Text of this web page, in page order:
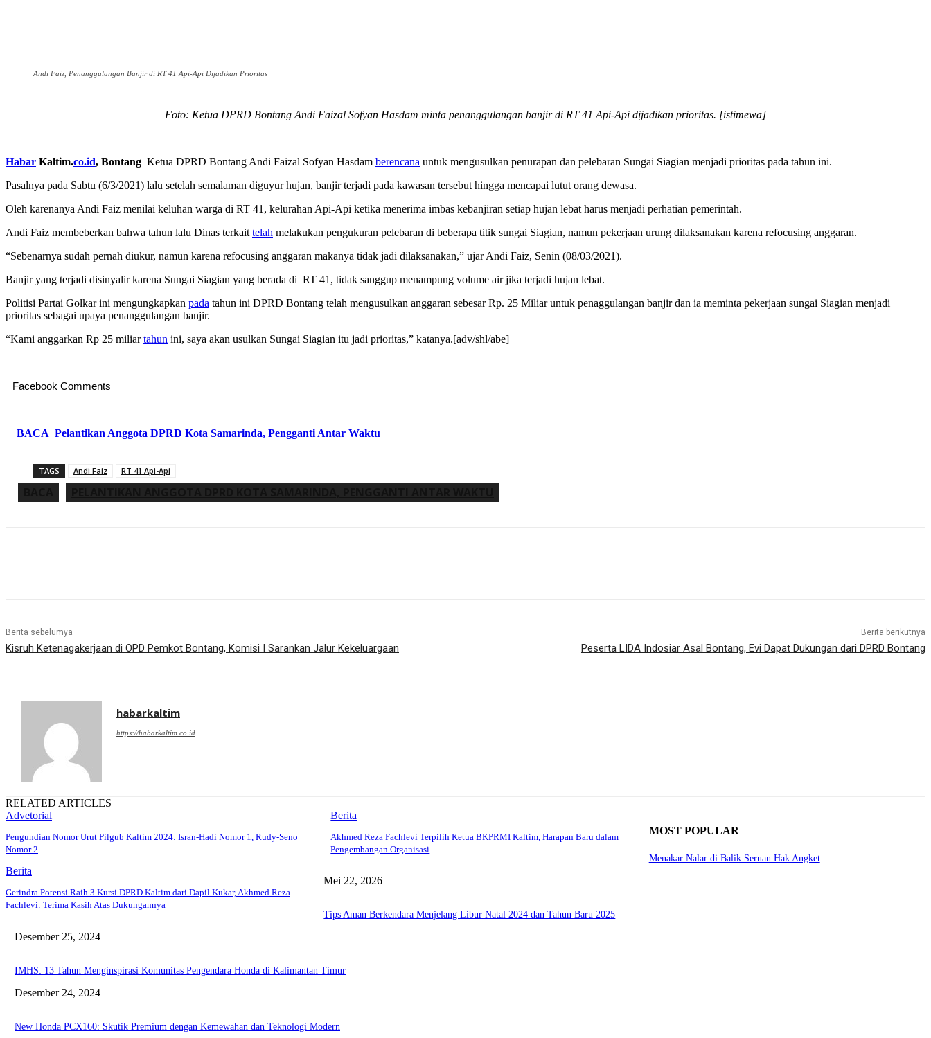
Andi Faiz, Penanggulangan Banjir di RT 41 Api-Api Dijadikan Prioritas
Foto: Ketua DPRD Bontang Andi Faizal Sofyan Hasdam minta penanggulangan banjir di RT 41 Api-Api dijadikan prioritas. [istimewa]
Habar Kaltim.co.id, Bontang–Ketua DPRD Bontang Andi Faizal Sofyan Hasdam berencana untuk mengusulkan penurapan dan pelebaran Sungai Siagian menjadi prioritas pada tahun ini.
Pasalnya pada Sabtu (6/3/2021) lalu setelah semalaman diguyur hujan, banjir terjadi pada kawasan tersebut hingga mencapai lutut orang dewasa.
Oleh karenanya Andi Faiz menilai keluhan warga di RT 41, kelurahan Api-Api ketika menerima imbas kebanjiran setiap hujan lebat harus menjadi perhatian pemerintah.
Andi Faiz membeberkan bahwa tahun lalu Dinas terkait telah melakukan pengukuran pelebaran di beberapa titik sungai Siagian, namun pekerjaan urung dilaksanakan karena refocusing anggaran.
“Sebenarnya sudah pernah diukur, namun karena refocusing anggaran makanya tidak jadi dilaksanakan,” ujar Andi Faiz, Senin (08/03/2021).
Banjir yang terjadi disinyalir karena Sungai Siagian yang berada di RT 41, tidak sanggup menampung volume air jika terjadi hujan lebat.
Politisi Partai Golkar ini mengungkapkan pada tahun ini DPRD Bontang telah mengusulkan anggaran sebesar Rp. 25 Miliar untuk penaggulangan banjir dan ia meminta pekerjaan sungai Siagian menjadi
prioritas sebagai upaya penanggulangan banjir.
“Kami anggarkan Rp 25 miliartahun ini, saya akan usulkan Sungai Siagian itu jadi prioritas,” katanya.[adv/shl/abe]
Facebook Comments
BACA Pelantikan Anggota DPRD Kota Samarinda, Pengganti Antar Waktu
TAGS Andi Faiz RT 41 Api-Api
Berita sebelumya
Kisruh Ketenagakerjaan di OPD Pemkot Bontang, Komisi I Sarankan Jalur Kekeluargaan
Berita berikutnya
Peserta LIDA Indosiar Asal Bontang, Evi Dapat Dukungan dari DPRD Bontang
habarkaltim
https://habarkaltim.co.id
RELATED ARTICLES
Advetorial
Pengundian Nomor Urut Pilgub Kaltim 2024: Isran-Hadi Nomor 1, Rudy-Seno
Nomor 2
Berita
Akhmed Reza Fachlevi Terpilih Ketua BKPRMI Kaltim, Harapan Baru dalam
Pengembangan Organisasi
Berita
Gerindra Potensi Raih 3 Kursi DPRD Kaltim dari Dapil Kukar, Akhmed Reza
Fachlevi: Terima Kasih Atas Dukungannya
MOST POPULAR
Menakar Nalar di Balik Seruan Hak Angket
Mei 22, 2026
Tips Aman Berkendara Menjelang Libur Natal 2024 dan Tahun Baru 2025
Desember 25, 2024
IMHS: 13 Tahun Menginspirasi Komunitas Pengendara Honda di Kalimantan Timur
Desember 24, 2024
New Honda PCX160: Skutik Premium dengan Kemewahan dan Teknologi Modern